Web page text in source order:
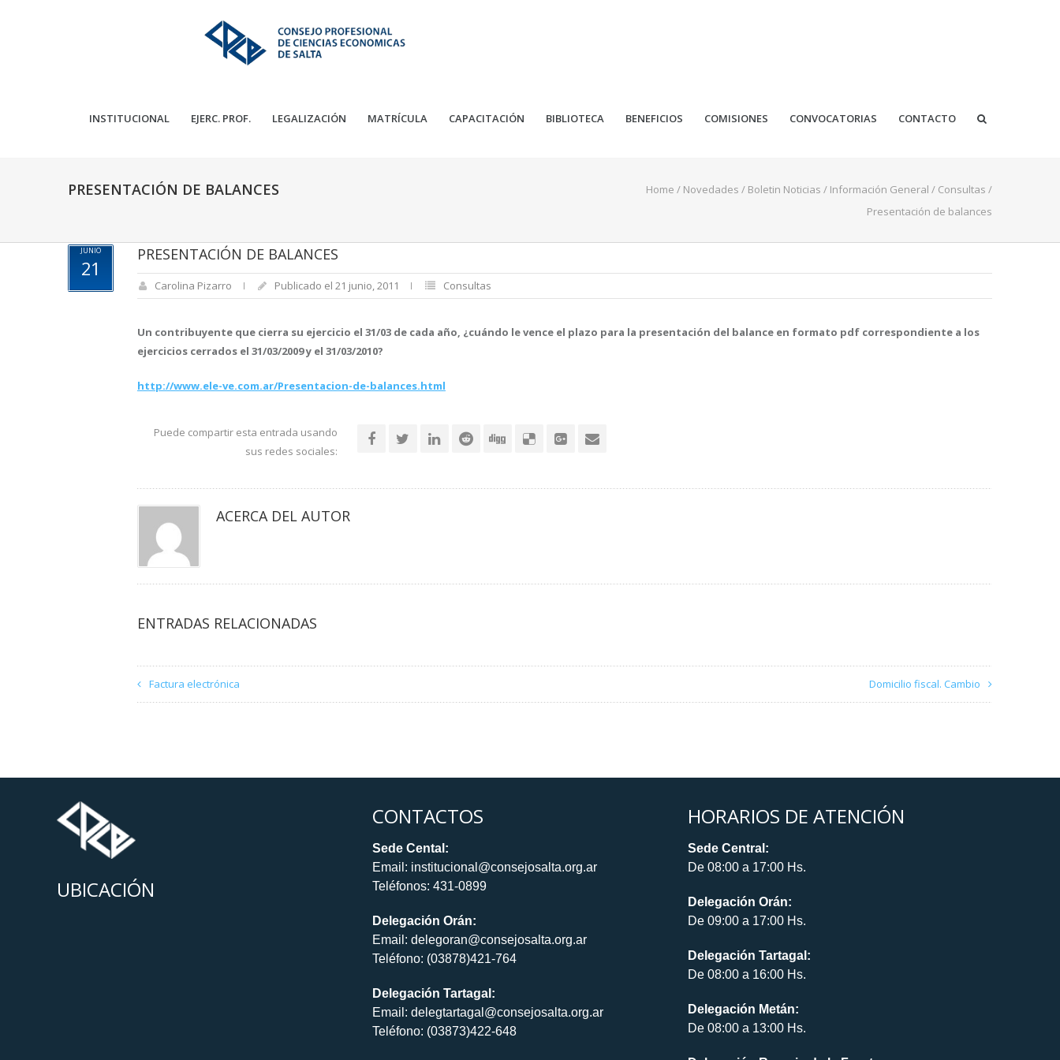
INSTITUCIONAL EJERC. PROF. LEGALIZACIÓN MATRÍCULA CAPACITACIÓN BIBLIOTECA BENEFICIOS COMISIONES CONVOCATORIAS CONTACTO
PRESENTACIÓN DE BALANCES Home / Novedades / Boletin Noticias / Información General / Consultas /
Presentación de balances
JUNIO
21
PRESENTACIÓN DE BALANCES
Carolina Pizarro Publicado el 21 junio, 2011 Consultas
Un contribuyente que cierra su ejercicio el 31/03 de cada año, ¿cuándo le vence el plazo para la presentación del balance en formato pdf correspondiente a los
ejercicios cerrados el 31/03/2009 y el 31/03/2010?
http://www.ele-ve.com.ar/Presentacion-de-balances.html
Puede compartir esta entrada usando
sus redes sociales:
ACERCA DEL AUTOR
ENTRADAS RELACIONADAS
Factura electrónica Domicilio fiscal. Cambio
UBICACIÓN
CONTACTOS
Sede Cental:
Email: institucional@consejosalta.org.ar
Teléfonos: 431-0899
Delegación Orán:
Email: delegoran@consejosalta.org.ar
Teléfono: (03878)421-764
Delegación Tartagal:
Email: delegtartagal@consejosalta.org.ar
Teléfono: (03873)422-648
HORARIOS DE ATENCIÓN
Sede Central:
De 08:00 a 17:00 Hs.
Delegación Orán:
De 09:00 a 17:00 Hs.
Delegación Tartagal:
De 08:00 a 16:00 Hs.
Delegación Metán:
De 08:00 a 13:00 Hs.